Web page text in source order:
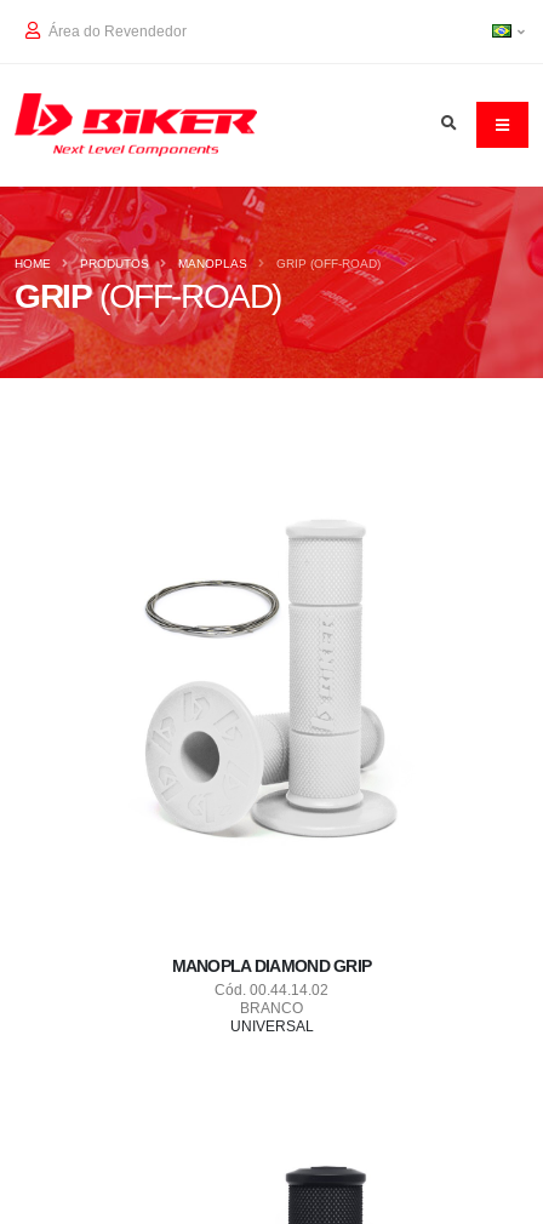
Área do Revendedor
GRIP(OFF-ROAD)
HOME PRODUTOS MANOPLAS GRIP (OFF-ROAD)
MANOPLA DIAMOND GRIP
Cód. 00.44.14.02
BRANCO
UNIVERSAL